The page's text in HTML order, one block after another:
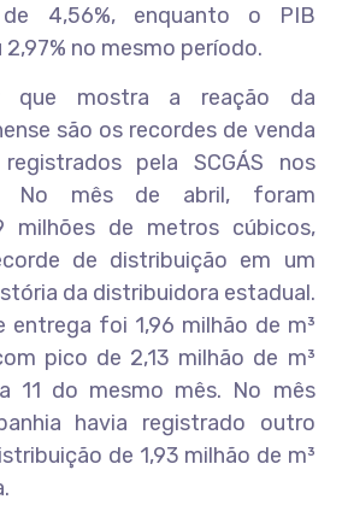
4,56%, enquanto o PIB
no mesmo período.
que mostra a reação da
são os recordes de venda
pela SCGÁS nos
No mês de abril, foram
milhões de metros cúbicos,
de distribuição em um
da distribuidora estadual.
entrega foi 1,96 milhão de m³
pico de 2,13 milhão de m³
11 do mesmo mês. No mês
havia registrado outro
de 1,93 milhão de m³